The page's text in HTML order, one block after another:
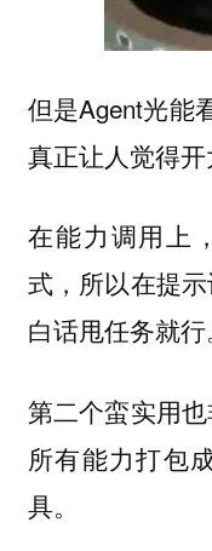
但是Agent光能
真正让人觉得
在能力调用上
式 ，所以在提
白话甩任务就行
第二个蛮实用
所有能力打包
具。